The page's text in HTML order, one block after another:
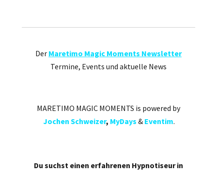
Der Maretimo Magic Moments Newsletter
Termine, Events und aktuelle News
MARETIMO MAGIC MOMENTS is powered by
Jochen Schweizer, MyDays & Eventim.
Du suchst einen erfahrenen Hypnotiseur in